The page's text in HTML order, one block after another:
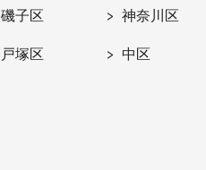
磯子区 神奈川区
戸塚区 中区